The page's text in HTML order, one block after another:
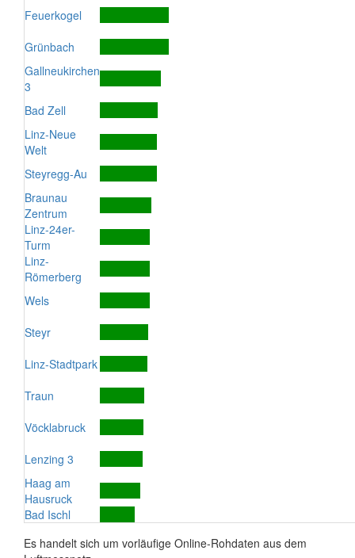
Feuerkogel
Grünbach
Gallneukirchen
3
Bad Zell
Linz-Neue
Welt
Steyregg-Au
Braunau
Zentrum
Linz-24er-
Turm
Linz-
Römerberg
Wels
Steyr
Linz-Stadtpark
Traun
Vöcklabruck
Lenzing 3
Haag am
Hausruck
Bad Ischl
Es handelt sich um vorläufige Online-Rohdaten aus dem